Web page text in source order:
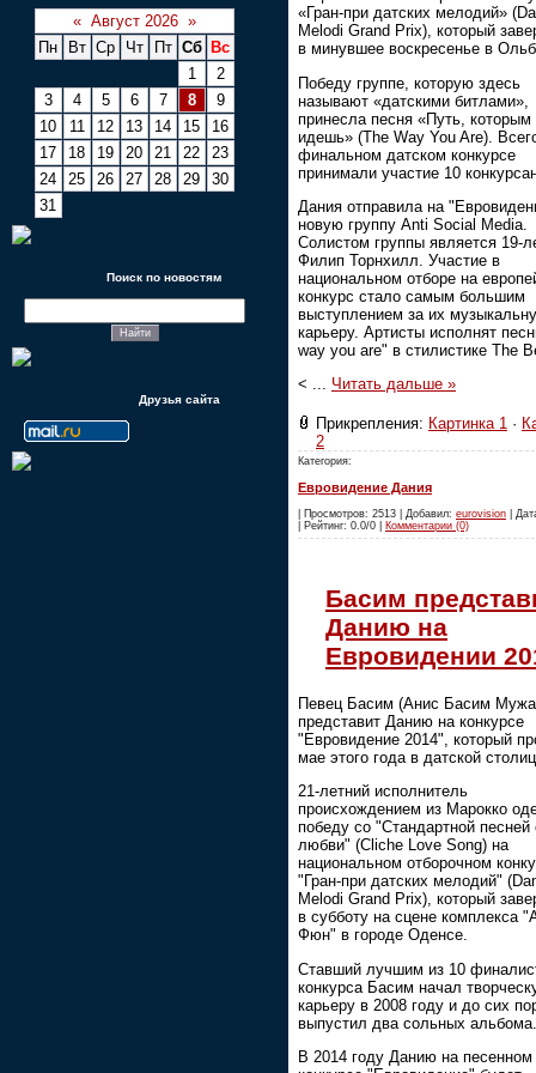
« Август 2026 »
Пн
Вт Ср Чт Пт Сб
Вс
1
2
3
4 5 6 7 8
9
10
11 12 13 14 15
16
17
18 19 20 21 22
23
24
25 26 27 28 29
30
31
Поиск по новостям
Друзья сайта
«Гран-при датских мелодий»
Melodi Grand Prix), который
в минувшее воскресенье в
Победу группе, которую здесь
называют «датскими битлами»,
принесла песня «Путь, которым
идешь» (The Way You Are).
финальном датском конкурсе
принимали участие 10
Дания отправила на
новую группу Anti Social Media.
Солистом группы является 19-
Филип Торнхилл. Участие в
национальном отборе на
конкурс стало самым большим
выступлением за их
карьеру. Артисты исполнят
way you are" в стилистике The
< ... Читать дальше »
Прикрепления: Картинка 1 ·
2
Категория:
Евровидение Дания
| Просмотров: 2513 | Добавил: eurovision |
| Рейтинг: 0.0/0 | Комментарии (0)
Басим
Данию на
Евровидении
Певец Басим (Анис Басим
представит Данию на конкурсе
"Евровидение 2014", который
мае этого года в датской
21-летний исполнитель
происхождением из Марокко
победу со "Стандартной песней
любви" (Cliche Love Song) на
национальном отборочном
"Гран-при датских мелодий"
Melodi Grand Prix), который
в субботу на сцене комплекса
Фюн" в городе Оденсе.
Ставший лучшим из 10
конкурса Басим начал
карьеру в 2008 году и до сих
выпустил два сольных альбома.
В 2014 году Данию на песенном